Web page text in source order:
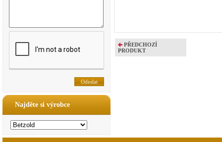
Najděte si výrobce
PŘEDCHOZÍ
PRODUKT